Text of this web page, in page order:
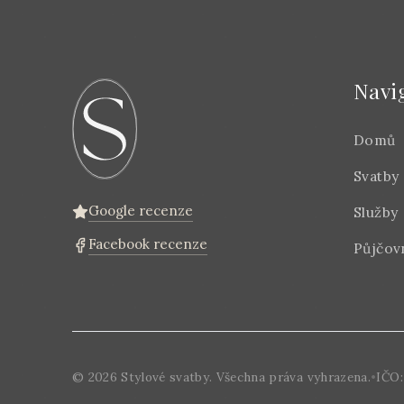
Google recenze
Facebook recenze
Domů
Svatby
Služby
© 2026 Stylové svatby. Všechna práva vyhrazena.•